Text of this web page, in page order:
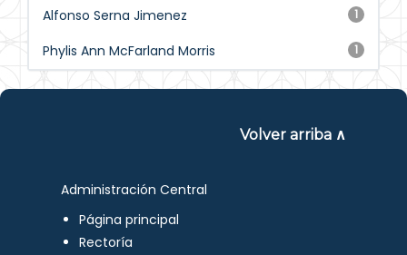
1
Alfonso Serna Jimenez
1
Phylis Ann McFarland Morris
Volver arriba ∧
Administración Central
Página principal
Rectoría